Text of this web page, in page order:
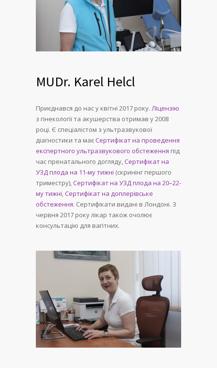
MUDr. Karel Helcl
Приєднався до нас у квітні 2017 року. Ліцензію
з гінекології та акушерства отримав у 2008
році. Є спеціалістом з ультразвукової
діагностики та маєСертифікат на проведення
експертного ультразвукового обстеження під
час пренатального догляду,Сертифікат на
УЗД плода на 11-му тижні (скринінг першого
триместру),Сертифікат на УЗД плода на 20–22-
му тижні,Сертифікат на доплерівське
обстеження. Сертифікати видані в Лондоні. З
червня 2017 року лікар також очолює
консультацію для вагітних.